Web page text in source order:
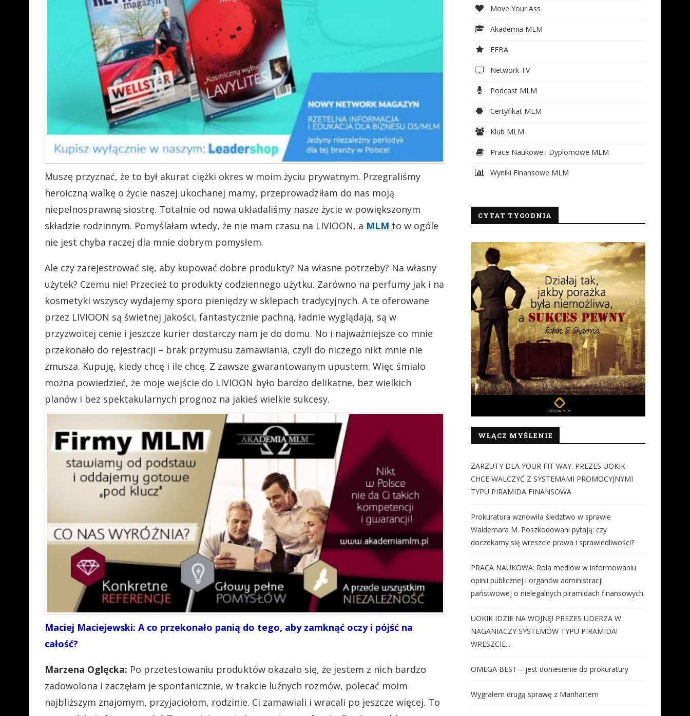
Muszę przyznać, że to był akurat ciężki okres w moim życiu prywatnym. Przegraliśmy
heroiczną walkę o życie naszej ukochanej mamy, przeprowadziłam do nas moją
niepełnosprawną siostrę. Totalnie od nowa układaliśmy nasze życie w powiększonym
składzie rodzinnym. Pomyślałam wtedy, że nie mam czasu na LIVIOON, a MLM to w ogóle
nie jest chyba raczej dla mnie dobrym pomysłem.
Ale czy zarejestrować się, aby kupować dobre produkty? Na własne potrzeby? Na własny
użytek? Czemu nie! Przecież to produkty codziennego użytku. Zarówno na perfumy jak i na
kosmetyki wszyscy wydajemy sporo pieniędzy w sklepach tradycyjnych. A te oferowane
przez LIVIOON są świetnej jakości, fantastycznie pachną, ładnie wyglądają, są w
przyzwoitej cenie i jeszcze kurier dostarczy nam je do domu. No i najważniejsze co mnie
przekonało do rejestracji – brak przymusu zamawiania, czyli do niczego nikt mnie nie
zmusza. Kupuję, kiedy chcę i ile chcę. Z zawsze gwarantowanym upustem. Więc śmiało
można powiedzieć, że moje wejście do LIVIOON było bardzo delikatne, bez wielkich
planów i bez spektakularnych prognoz na jakieś wielkie sukcesy.
Maciej Maciejewski: A co przekonało panią do tego, aby zamknąć oczy i pójść na
całość?
Marzena Oglęcka: Po przetestowaniu produktów okazało się, że jestem z nich bardzo
zadowolona i zaczęłam je spontanicznie, w trakcie luźnych rozmów, polecać moim
najbliższym znajomym, przyjaciołom, rodzinie. Ci zamawiali i wracali po jeszcze więcej. To
Move Your Ass
Akademia MLM
EFBA
Network TV
Podcast MLM
Certyfikat MLM
Klub MLM
Prace Naukowe i Dyplomowe MLM
Wyniki Finansowe MLM
CYTAT TYGODNIA
WŁĄCZ MYŚLENIE
ZARZUTY DLA YOUR FIT WAY. PREZES UOKIK
CHCE WALCZYĆ Z SYSTEMAMI PROMOCYJNYMI
TYPU PIRAMIDA FINANSOWA
Prokuratura wznowiła śledztwo w sprawie
Waldemara M. Poszkodowani pytają: czy
doczekamy się wreszcie prawa i sprawiedliwości?
PRACA NAUKOWA: Rola mediów w informowaniu
opinii publicznej i organów administracji
państwowej o nielegalnych piramidach finansowych
UOKIK IDZIE NA WOJNĘ! PREZES UDERZA W
NAGANIACZY SYSTEMÓW TYPU PIRAMIDA!
WRESZCIE...
OMEGA BEST – jest doniesienie do prokuratury
Wygrałem drugą sprawę z Manhartem